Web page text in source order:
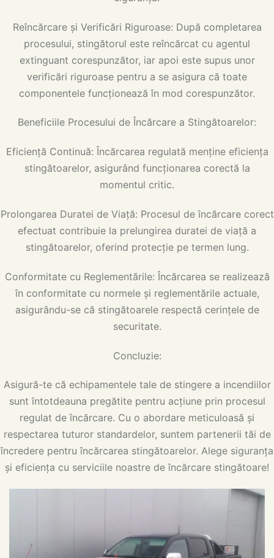
Reîncărcare și Verificări Riguroase: După completarea
procesului, stingătorul este reîncărcat cu agentul
extinguant corespunzător, iar apoi este supus unor
verificări riguroase pentru a se asigura că toate
componentele funcționează în mod corespunzător.
Beneficiile Procesului de Încărcare a Stingătoarelor:
Eficiență Continuă: Încărcarea regulată menține eficiența
stingătoarelor, asigurând funcționarea corectă la
momentul critic.
Prolongarea Duratei de Viață: Procesul de încărcare corect
efectuat contribuie la prelungirea duratei de viață a
stingătoarelor, oferind protecție pe termen lung.
Conformitate cu Reglementările: Încărcarea se realizează
în conformitate cu normele și reglementările actuale,
asigurându-se că stingătoarele respectă cerințele de
securitate.
Concluzie:
Asigură-te că echipamentele tale de stingere a incendiilor
sunt întotdeauna pregătite pentru acțiune prin procesul
regulat de încărcare. Cu o abordare meticuloasă și
respectarea tuturor standardelor, suntem partenerii tăi de
încredere pentru încărcarea stingătoarelor. Alege siguranța
și eficiența cu serviciile noastre de încărcare stingătoare!